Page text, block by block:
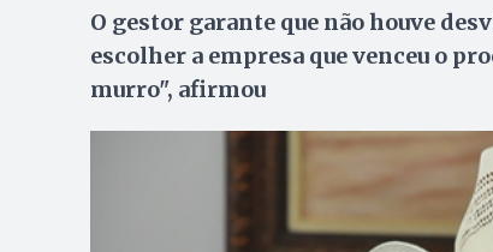
O gestor garante que não houve
escolher a empresa que venceu o
murro", afirmou